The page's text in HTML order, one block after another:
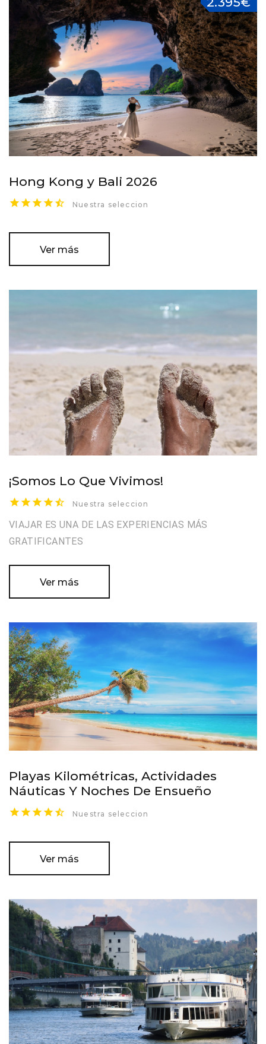
Hong Kong y Bali 2026
Nuestra seleccion
Ver más
¡Somos Lo Que Vivimos!
Nuestra seleccion
VIAJAR ES UNA DE LAS EXPERIENCIAS MÁS
GRATIFICANTES
Ver más
Playas Kilométricas, Actividades
Náuticas Y Noches De Ensueño
Nuestra seleccion
Ver más